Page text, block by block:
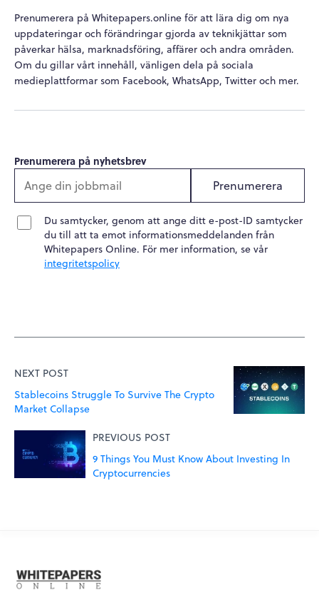
Prenumerera på Whitepapers.online för att lära dig om nya
uppdateringar och förändringar gjorda av teknikjättar som
påverkar hälsa, marknadsföring, affärer och andra områden.
Om du gillar vårt innehåll, vänligen dela på sociala
medieplattformar som Facebook, WhatsApp, Twitter och mer.
Prenumerera på nyhetsbrev
Prenumerera
Du samtycker, genom att ange ditt e-post-ID samtycker
du till att ta emot informationsmeddelanden från
Whitepapers Online. För mer information, se vår
integritetspolicy
NEXT POST
Stablecoins Struggle To Survive The Crypto
Market Collapse
PREVIOUS POST
9 Things You Must Know About Investing In
Cryptocurrencies